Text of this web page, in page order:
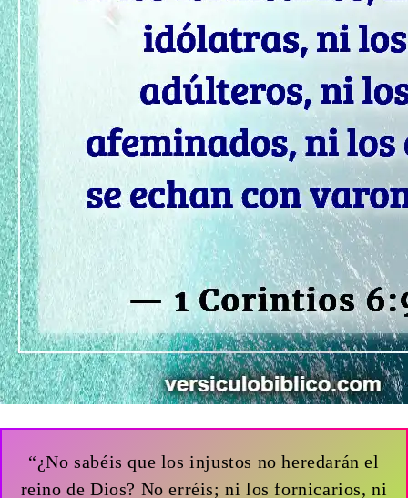
“¿No sabéis que los injustos no heredarán el
reino de Dios? No erréis; ni los fornicarios, ni